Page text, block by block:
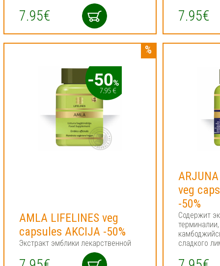
7.95€ 7.95€
AMLA LIFELINES veg
capsules AKCIJA -50%
Экстракт эмблики лекарственной
veg
-50%
Содержит
сладкого